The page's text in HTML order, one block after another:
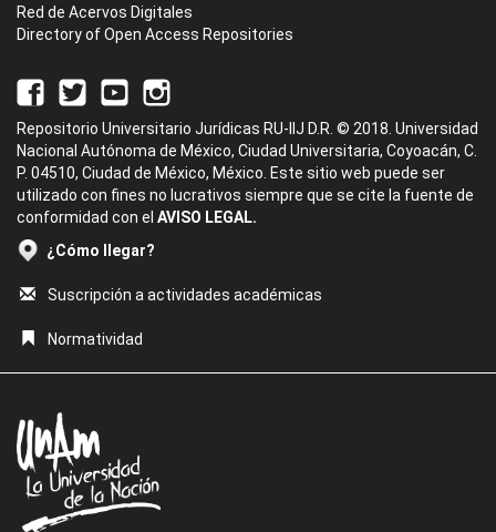
Red de Acervos Digitales
Directory of Open Access Repositories
Repositorio Universitario Jurídicas RU-IIJ D.R. © 2018. Universidad
Nacional Autónoma de México, Ciudad Universitaria, Coyoacán, C.
P. 04510, Ciudad de México, México. Este sitio web puede ser
utilizado con fines no lucrativos siempre que se cite la fuente de
conformidad con el AVISO LEGAL.
¿Cómo llegar?
Suscripción a actividades académicas
Normatividad